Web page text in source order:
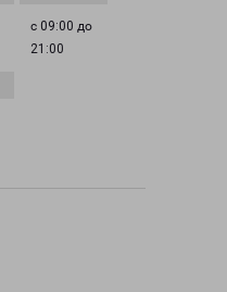
с 09:00 до
21:00